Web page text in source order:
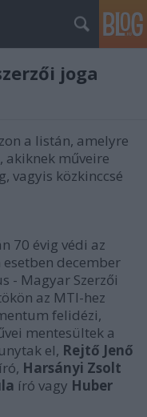
joga
a listán, amelyre
akiknek műveire
vagyis közkinccsé
70 évig védi az
december
- Magyar Szerzői
az MTI-hez
felidézi,
mentesültek a
el, Rejtő Jenő
író, Harsányi Zsolt
író vagy Huber